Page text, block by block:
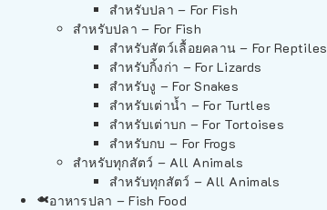
สำหรับปลา – For Fish
สำหรับปลา – For Fish
สำหรับสัตว์เลื้อยคลาน – For Reptiles
สำหรับกิ้งก่า – For Lizards
สำหรับงู – For Snakes
สำหรับเต่าน้ำ – For Turtles
สำหรับเต่าบก – For Tortoises
สำหรับกบ – For Frogs
สำหรับทุกสัตว์ – All Animals
สำหรับทุกสัตว์ – All Animals
อาหารปลา – Fish Food